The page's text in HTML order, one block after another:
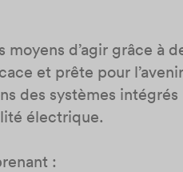
d’agir grâce à
et prête pour
des systèmes intégrés
électrique.
: